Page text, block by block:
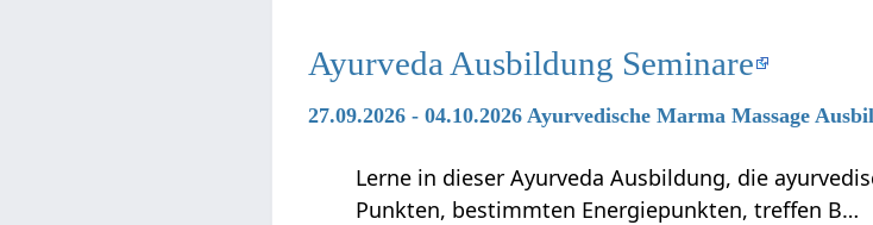
Ayurveda Ausbildung Seminare
27.09.2026 - 04.10.2026 Ayurvedische Marma Massage
Lerne in dieser Ayurveda Ausbildung, die
Punkten, bestimmten Energiepunkten, treffen B…